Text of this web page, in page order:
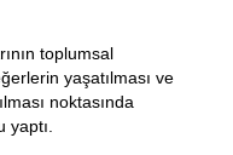
toplumsal
yaşatılması ve
noktasında